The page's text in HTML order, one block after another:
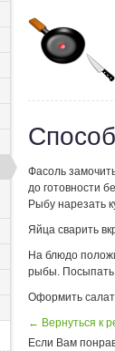
Фасоль
до готовности
Рыбу нарезать
Яйца сварить
На блюдо
рыбы. Посыпать
Оформить
← Вернуться к
Если Вам